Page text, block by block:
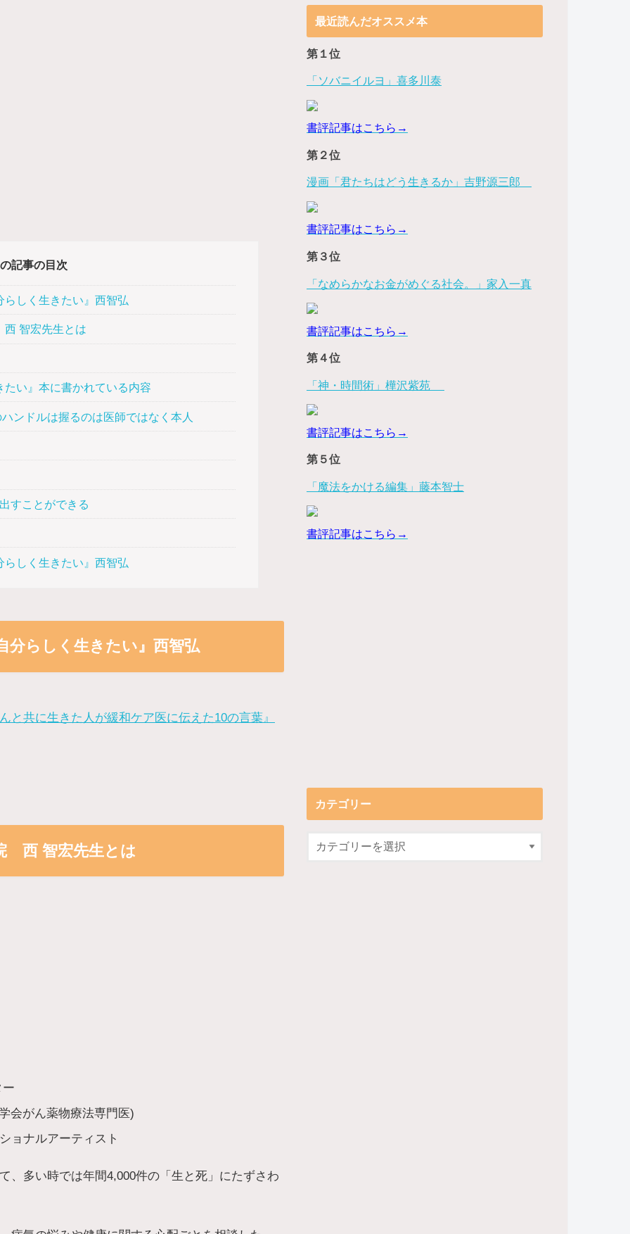
記事の目次
しく生きたい』西智弘
智宏先生とは
い』本に書かれている内容
ンドルは握るのは医師ではなく本人
すことができる
しく生きたい』西智弘
分らしく生きたい』西智弘
共に生きた人が緩和ケア医に伝えた10の言葉』
西 智宏先生とは
会がん薬物療法専門医)
ョナルアーティスト
、多い時では年間4,000件の「生と死」にたずさわ
最近読んだオススメ本
第１位
「ソバニイルヨ」喜多川泰
書評記事はこちら→
第２位
漫画「君たちはどう生きるか」吉野源三郎
書評記事はこちら→
第３位
「なめらかなお金がめぐる社会。」家入一真
書評記事はこちら→
第４位
「神・時間術」樺沢紫苑
書評記事はこちら→
第５位
「魔法をかける編集」藤本智士
書評記事はこちら→
カテゴリー